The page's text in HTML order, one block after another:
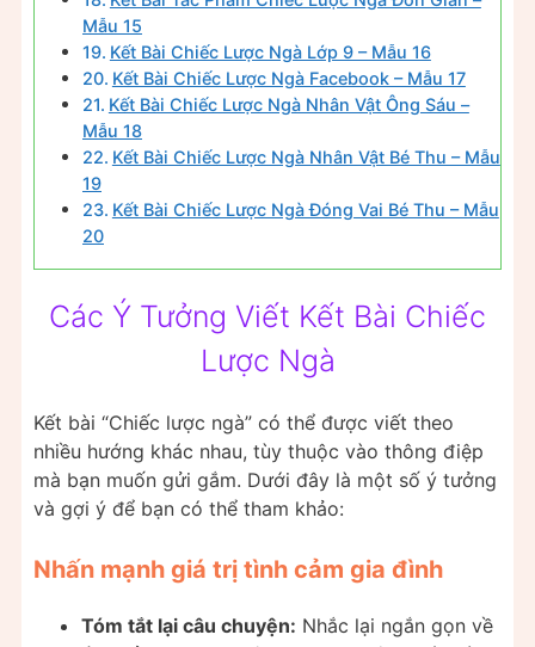
Mẫu 15
Kết Bài Chiếc Lược Ngà Lớp 9 – Mẫu 16
Kết Bài Chiếc Lược Ngà Facebook – Mẫu 17
Kết Bài Chiếc Lược Ngà Nhân Vật Ông Sáu –
Mẫu 18
Kết Bài Chiếc Lược Ngà Nhân Vật Bé Thu – Mẫu
19
Kết Bài Chiếc Lược Ngà Đóng Vai Bé Thu – Mẫu
20
Các Ý Tưởng Viết Kết Bài Chiếc
Lược Ngà
Kết bài “Chiếc lược ngà” có thể được viết theo
nhiều hướng khác nhau, tùy thuộc vào thông điệp
mà bạn muốn gửi gắm. Dưới đây là một số ý tưởng
và gợi ý để bạn có thể tham khảo:
Nhấn mạnh giá trị tình cảm gia đình
Tóm tắt lại câu chuyện: Nhắc lại ngắn gọn về